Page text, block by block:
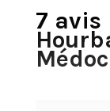
7 avis
Médoc